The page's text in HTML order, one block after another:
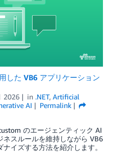
した VB6 アプリケーション
2026 in .NET, Artificial
AI
Permalink
のエージェンティック AI
スルールを維持しながら VB6
イズする方法を紹介します。